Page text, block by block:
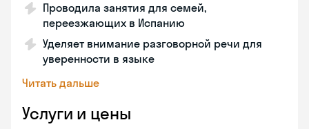
Проводила занятия для семей,
переезжающих в Испанию
Уделяет внимание разговорной речи для
уверенности в языке
Читать дальше
Услуги и цены